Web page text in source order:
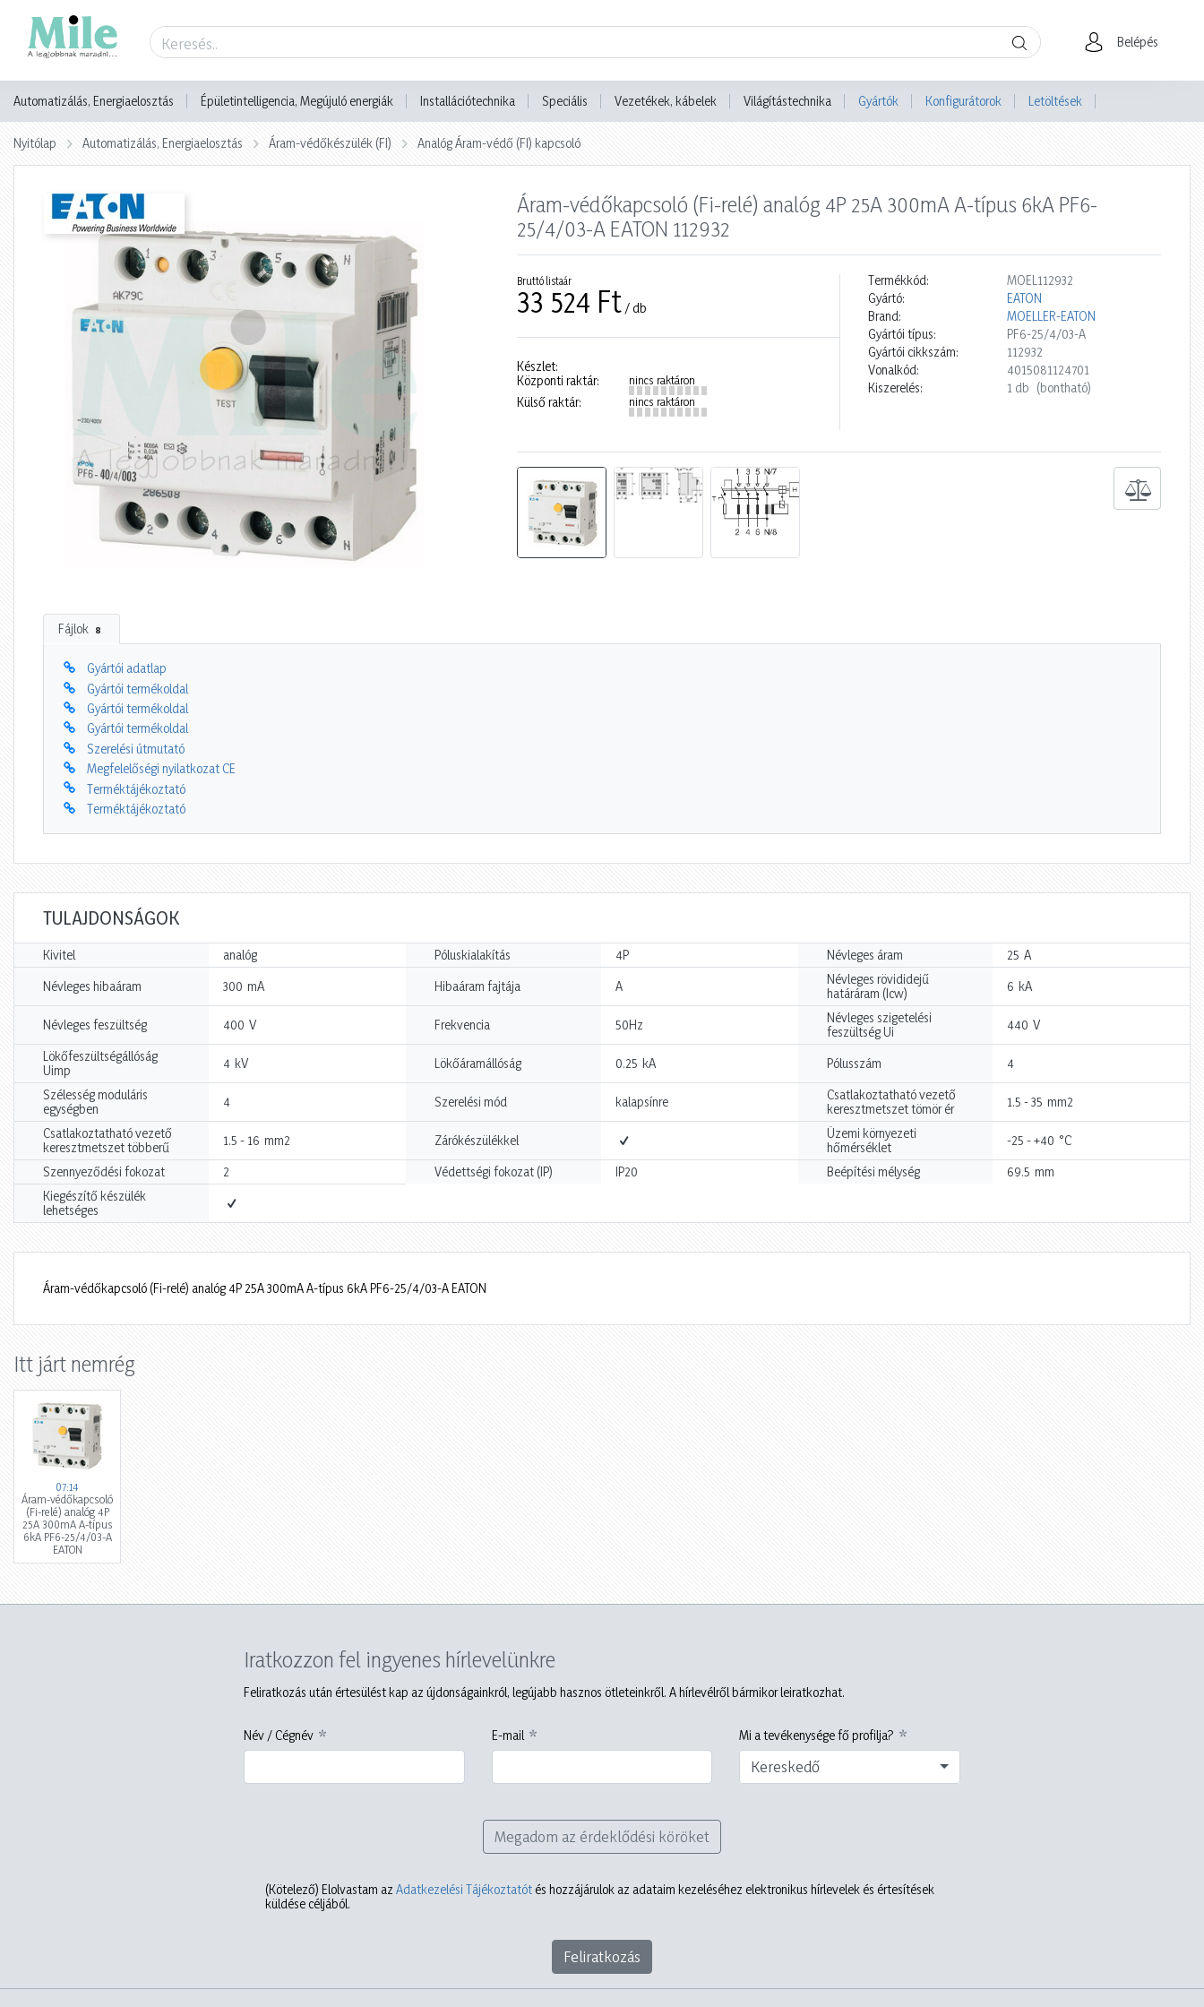
Belépés
Automatizálás, Energiaelosztás Épületintelligencia, Megújuló energiák Installációtechnika Speciális Vezetékek, kábelek Világítástechnika Gyártók Konfigurátorok Letöltések
Nyitólap Automatizálás, Energiaelosztás Áram-védőkészülék (FI) Analóg Áram-védő (FI) kapcsoló
Áram-védőkapcsoló (Fi-relé) analóg 4P 25A 300mA A-típus 6kA PF6-
25/4/03-A EATON 112932
Bruttó listaár
33 524 Ft / db
Készlet:
Központi raktár:
nincs raktáron
Külső raktár: nincs raktáron
Termékkód:
MOEL112932
Gyártó:
EATON
Brand:
MOELLER-EATON
Gyártói típus:
PF6-25/4/03-A
Gyártói cikkszám:
112932
Vonalkód:
4015081124701
Kiszerelés:
1 db (bontható)
Fájlok 8
Gyártói adatlap
Gyártói termékoldal
Gyártói termékoldal
Gyártói termékoldal
Szerelési útmutató
Megfelelőségi nyilatkozat CE
Terméktájékoztató
Terméktájékoztató
TULAJDONSÁGOK
Kivitel analóg Póluskialakítás 4P Névleges áram 25 A
Névleges hibaáram 300 mA Hibaáram fajtája A
Névleges rövididejű
határáram (Icw)
6 kA
Névleges feszültség 400 V Frekvencia 50Hz
Névleges szigetelési
feszültség Ui
440 V
Lökőfeszültségállóság
Uimp
4 kV Lökőáramállóság 0.25 kA Pólusszám 4
Szélesség moduláris
egységben
4 Szerelési mód kalapsínre
Csatlakoztatható vezető
keresztmetszet tömör ér
1.5 - 35 mm2
Csatlakoztatható vezető
keresztmetszet többerű
1.5 - 16 mm2 Zárókészülékkel
Üzemi környezeti
hőmérséklet
-25 - +40 °C
Szennyeződési fokozat 2 Védettségi fokozat (IP) IP20 Beépítési mélység 69.5 mm
Kiegészítő készülék
lehetséges
Áram-védőkapcsoló (Fi-relé) analóg 4P 25A 300mA A-típus 6kA PF6-25/4/03-A EATON
Itt járt nemrég
07:14
Áram-védőkapcsoló
(Fi-relé) analóg 4P
25A 300mA A-típus
6kA PF6-25/4/03-A
EATON
Iratkozzon fel ingyenes hírlevelünkre
Feliratkozás után értesülést kap az újdonságainkról, legújabb hasznos ötleteinkről. A hírlevélről bármikor leiratkozhat.
Név / Cégnév E-mail Mi a tevékenysége fő profilja?
Kereskedő
Megadom az érdeklődési köröket
(Kötelező) Elolvastam az Adatkezelési Tájékoztatót és hozzájárulok az adataim kezeléséhez elektronikus hírlevelek és értesítések
küldése céljából.
Feliratkozás
Termék adatlap